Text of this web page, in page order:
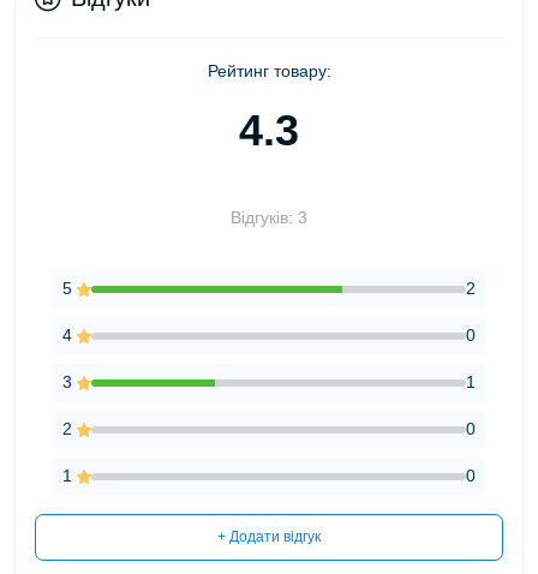
Рейтинг товару:
4.3
Відгуків: 3
5 2
4 0
3 1
2 0
1 0
+ Додати відгук